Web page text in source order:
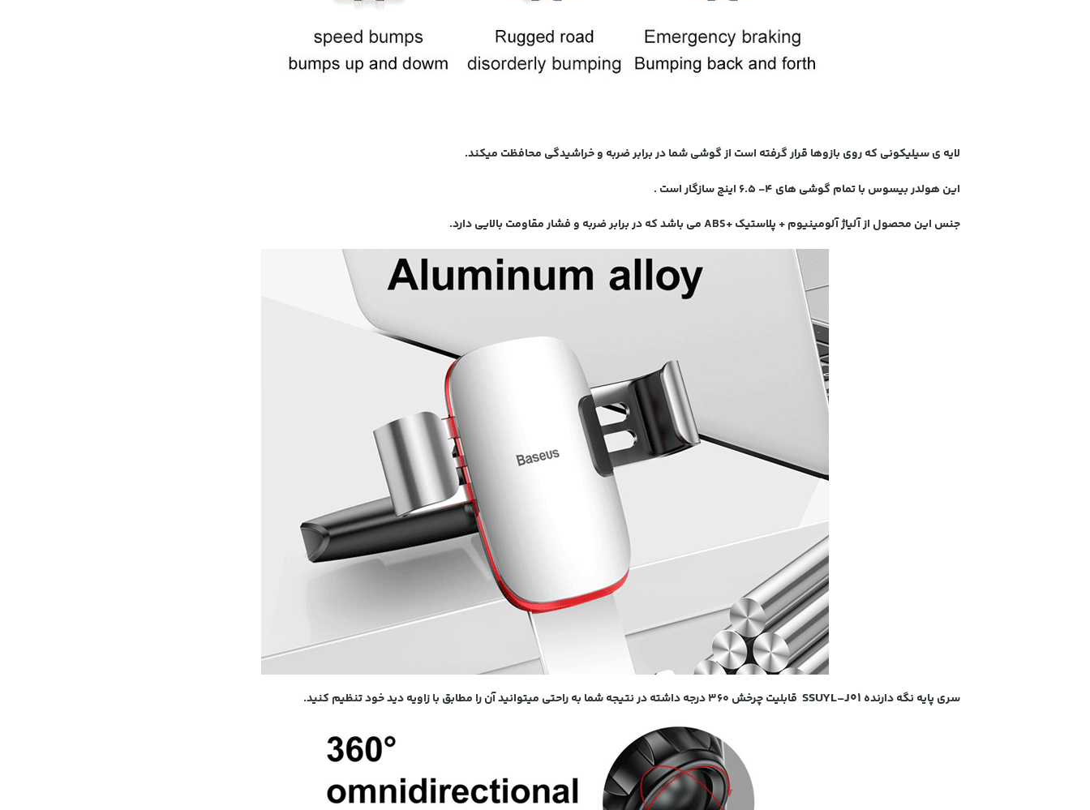
لایه ی سیلیکونی که روی بازوها قرار گرفته است از گوشی شما در برابر ضربه و خراشیدگی محافظت میکند.
این هولدر بیسوس با تمام گوشی های 4- 6.5 اینچ سازگار است .
جنس این محصول از آلیاژ آلومینیوم + پلاستیک +ABS می باشد که در برابر ضربه و فشار مقاومت بالایی دارد.
سری پایه نگه دارنده SSUYL-J01 قابلیت چرخش 360 درجه داشته در نتیجه شما به راحتی میتوانید آن را مطابق با زاویه دید خود تنظیم کنید.